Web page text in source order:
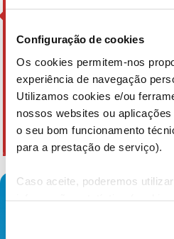
Configuração de cookies
Os cookies permitem-nos
experiência de navegação
Utilizamos cookies e/ou
nossos websites ou
o seu bom funcionamento
para a prestação de serviço).
Caso aceite, poderemos
funcionalidades (cookies de